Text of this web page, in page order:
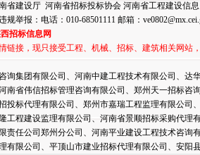
省建设厅 河南省招标投标协会 河南省工程建设信
规举报：电话：010-68501111 邮箱：
西招标信息网
链接，现只接受工程、机械、招标、建筑相关网站
询集团有限公司、河南中建工程技术有限公司、
南省伟信招标管理咨询有限公司、郑州天一招标
投标代理有限公司、郑州市嘉瑞工程监理有限公
工程建设监理有限公司、河南省景顺招标采购代
责任公司郑州分公司、河南平业建设工程技术咨
有限公司、平顶山市建业招标代理有限公司、安阳